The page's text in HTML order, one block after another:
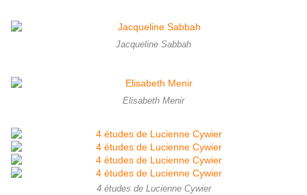
Jacqueline Sabbah
Elisabeth Menir
4 études de Lucienne Cywier